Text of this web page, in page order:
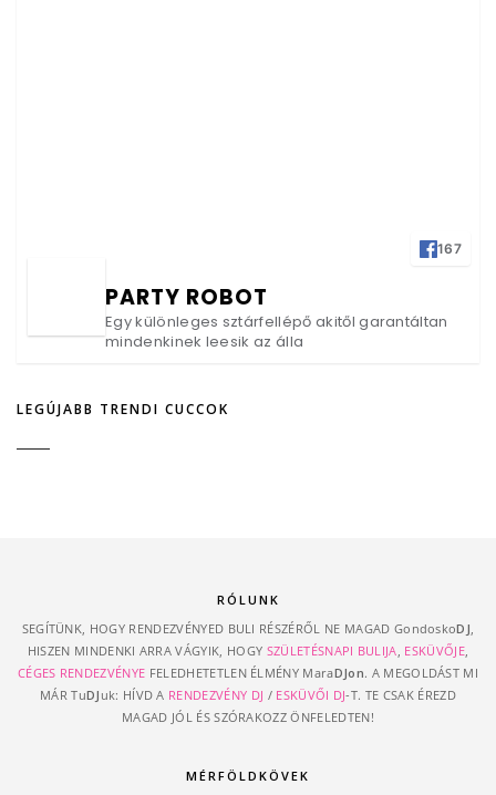
167
PARTY ROBOT
Egy különleges sztárfellépő akitől garantáltan
mindenkinek leesik az álla
LEGÚJABB TRENDI CUCCOK
RÓLUNK
SEGÍTÜNK, HOGY RENDEZVÉNYED BULI RÉSZÉRŐL NE MAGAD GondoskoDJ
HISZEN MINDENKI ARRA VÁGYIK, HOGY SZÜLETÉSNAPI BULIJA ESKÜVŐJE,
CÉGES RENDEZVÉNYE FELEDHETETLEN ÉLMÉNY MaraDJon. A MEGOLDÁST MI
MÁR TuDJ uk: HÍVD A RENDEZVÉNY DJ / ESKÜVŐI DJ-T. TE CSAK ÉREZD
MAGAD JÓL ÉS SZÓRAKOZZ ÖNFELEDTEN!
MÉRFÖLDKÖVEK